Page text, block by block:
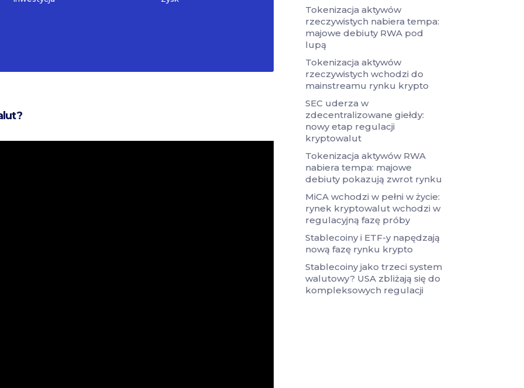
Tokenizacja aktywów
rzeczywistych nabiera tempa:
majowe debiuty RWA pod
lupą
Tokenizacja aktywów
rzeczywistych wchodzi do
mainstreamu rynku krypto
SEC uderza w
zdecentralizowane giełdy:
nowy etap regulacji
kryptowalut
Tokenizacja aktywów RWA
nabiera tempa: majowe
debiuty pokazują zwrot rynku
MiCA wchodzi w pełni w życie:
rynek kryptowalut wchodzi w
regulacyjną fazę próby
Stablecoiny i ETF-y napędzają
nową fazę rynku krypto
Stablecoiny jako trzeci system
walutowy? USA zbliżają się do
kompleksowych regulacji